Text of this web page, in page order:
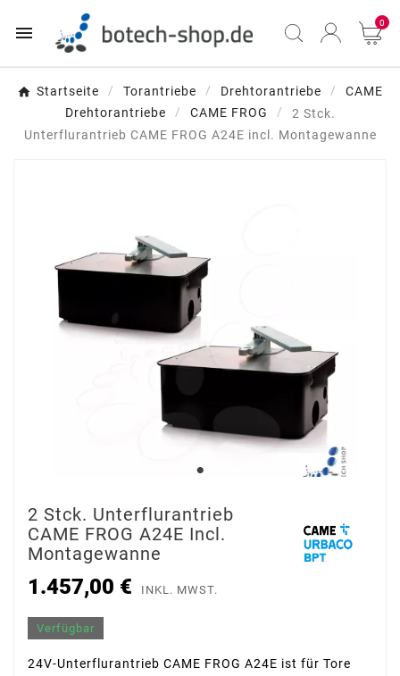
 0
Startseite Torantriebe Drehtorantriebe
CAME
Drehtorantriebe
CAME FROG
2 Stck.
Unterflurantrieb CAME FROG A24E incl. Montagewanne
2 Stck. Unterflurantrieb
CAME FROG A24E Incl.
Montagewanne
1.457,00 € INKL. MWST.
Verfügbar
24V-Unterflurantrieb CAME FROG A24E ist für Tore